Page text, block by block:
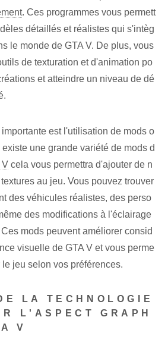
. Ces programmes vous permett
détaillés et réalistes qui s'intèg
le monde de GTA V. De plus, vous
de texturation et d'animation po
et atteindre un niveau de dé
est l'utilisation de mods o
une grande variété de mods d
V cela vous permettra d'ajouter de n
au jeu. Vous pouvez trouver
des véhicules réalistes, des perso
des modifications à l'éclairage
mods peuvent améliorer consid
visuelle de GTA V et vous perme
jeu selon vos préférences.
LA TECHNOLOGIE
L'ASPECT GRAPH
V